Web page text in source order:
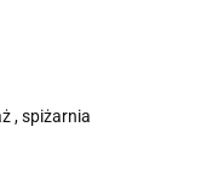
, spiżarnia